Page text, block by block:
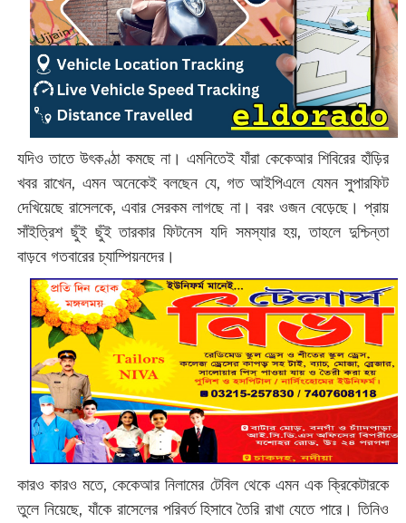
যদিও তাতে উৎকণ্ঠা কমছে না। এমনিতেই যাঁরা কেকেআর শিবিরের হাঁড়ির
খবর রাখেন, এমন অনেকেই বলছেন যে, গত আইপিএলে যেমন সুপারফিট
দেখিয়েছে রাসেলকে, এবার সেরকম লাগছে না। বরং ওজন বেড়েছে। প্রায়
সাঁইত্রিশ ছুঁই ছুঁই তারকার ফিটনেস যদি সমস্যার হয়, তাহলে দুশ্চিন্তা
বাড়বে গতবারের চ্যাম্পিয়নদের।
কারও কারও মতে, কেকেআর নিলামের টেবিল থেকে এমন এক ক্রিকেটারকে
তুলে নিয়েছে, যাঁকে রাসেলের পরিবর্ত হিসাবে তৈরি রাখা যেতে পারে। তিনিও